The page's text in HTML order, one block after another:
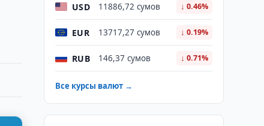
USD 11886,72 сумов ↓ 0.46%
EUR 13717,27 сумов ↓ 0.19%
RUB 146,37 сумов ↓ 0.71%
Все курсы валют →